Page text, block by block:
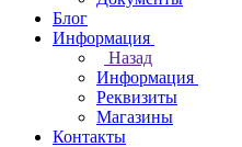
Блог
Информация
Назад
Информация
Реквизиты
Магазины
Контакты